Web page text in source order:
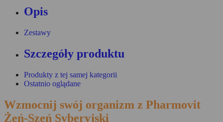
Opis
Zestawy
Szczegóły produktu
Produkty z tej samej kategorii
Ostatnio oglądane
Wzmocnij swój organizm z Pharmovit
Żeń-Szeń Syberyjski